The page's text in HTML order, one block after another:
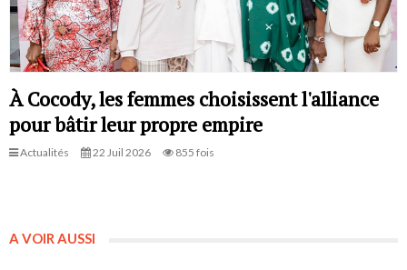
À Cocody, les femmes choisissent l'alliance
pour bâtir leur propre empire
Actualités 22 Juil 2026 855 fois
A VOIR AUSSI